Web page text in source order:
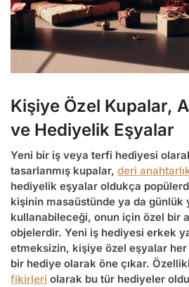
Kişiye Özel Kupalar,
ve Hediyelik Eşyalar
Yeni bir iş veya terfi hediyesi
tasarlanmış kupalar, deri
hediyelik eşyalar oldukça
kişinin masaüstünde ya da günlük
kullanabileceği, onun için özel bir
objelerdir. Yeni iş hediyesi erkek
etmeksizin, kişiye özel eşyalar
bir hediye olarak öne çıkar.
fikirleri olarak bu tür hediyeler